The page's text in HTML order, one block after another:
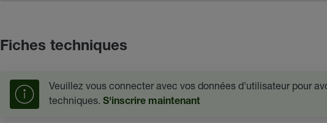
Fiches techniques
Veuillez vous connecter avec vos données d'utilisateur pour
techniques. S'inscrire maintenant